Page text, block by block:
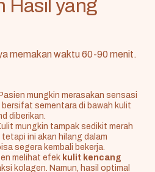
Hasil yang
memakan waktu 60-90 menit.
Pasien mungkin merasakan sensasi
sementara di bawah kulit
diberikan.
mungkin tampak sedikit merah
ini akan hilang dalam
segera kembali bekerja.
melihat efek kulit kencang
kolagen. Namun, hasil optimal